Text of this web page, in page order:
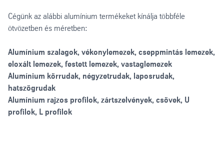
Cégünk az alábbi alumínium termékeket kínálja többféle
ötvözetben és méretben:
Alumínium szalagok, vékonylemezek, cseppmintás lemezek,
eloxált lemezek, festett lemezek, vastaglemezek
Alumínium körrudak, négyzetrudak, laposrudak,
hatszögrudak
Alumínium rajzos profilok, zártszelvények, csövek, U
profilok, L profilok